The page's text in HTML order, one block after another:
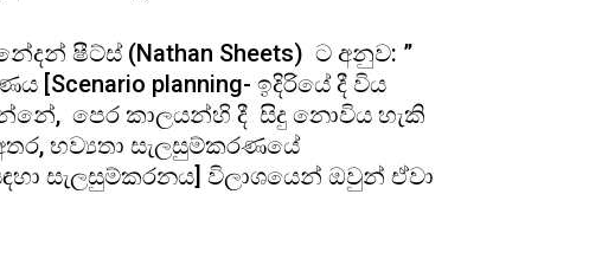
ෂීට්ස් (Nathan Sheets) ට අනුව: ”
[Scenario planning- ඉදිරියේ දී විය
පෙර කාලයන්හි දී සිදු නොවිය හැකි
භව්‍යතා සැලසුම්කරණයේ
සැලසුම්කරනය] විලාශයෙන් ඔවුන් ඒවා